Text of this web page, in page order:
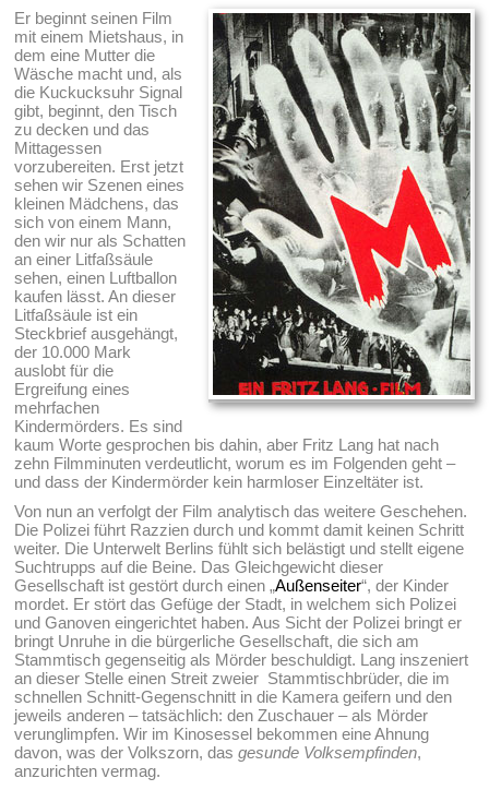
Er beginnt seinen Film
mit einem Mietshaus, in
dem eine Mutter die
Wäsche macht und, als
die Kuckucksuhr Signal
gibt, beginnt, den Tisch
zu decken und das
Mittagessen
vorzubereiten. Erst jetzt
sehen wir Szenen eines
kleinen Mädchens, das
sich von einem Mann,
den wir nur als Schatten
an einer Litfaßsäule
sehen, einen Luftballon
kaufen lässt. An dieser
Litfaßsäule ist ein
Steckbrief ausgehängt,
der 10.000 Mark
auslobt für die
Ergreifung eines
mehrfachen
Kindermörders. Es sind
kaum Worte gesprochen bis dahin, aber Fritz Lang hat nach
zehn Filmminuten verdeutlicht, worum es im Folgenden geht –
und dass der Kindermörder kein harmloser Einzeltäter ist.
Von nun an verfolgt der Film analytisch das weitere Geschehen.
Die Polizei führt Razzien durch und kommt damit keinen Schritt
weiter. Die Unterwelt Berlins fühlt sich belästigt und stellt eigene
Suchtrupps auf die Beine. Das Gleichgewicht dieser
Gesellschaft ist gestört durch einen „Außenseiter“, der Kinder
mordet. Er stört das Gefüge der Stadt, in welchem sich Polizei
und Ganoven eingerichtet haben. Aus Sicht der Polizei bringt er
bringt Unruhe in die bürgerliche Gesellschaft, die sich am
Stammtisch gegenseitig als Mörder beschuldigt. Lang inszeniert
an dieser Stelle einen Streit zweier Stammtischbrüder, die im
schnellen Schnitt-Gegenschnitt in die Kamera geifern und den
jeweils anderen – tatsächlich: den Zuschauer – als Mörder
verunglimpfen. Wir im Kinosessel bekommen eine Ahnung
davon, was der Volkszorn, dasgesunde Volksempfinden,
anzurichten vermag.